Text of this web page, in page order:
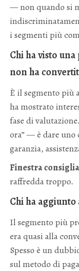
— non quando si
i segmenti più
Chi ha visto
non ha
È il segmento più
ha mostrato
fase di
ora” — è dare
garanzia,
Finestra
raffredda troppo.
Chi ha
Il segmento più
era quasi alla
Spesso è un
sul metodo di